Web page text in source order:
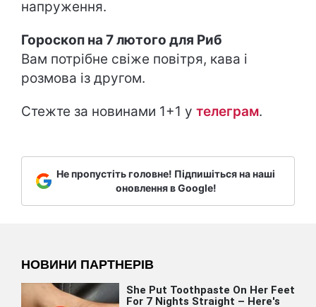
напруження.
Гороскоп на 7 лютого для Риб
Вам потрібне свіже повітря, кава і
розмова із другом.
Стежте за новинами 1+1 у телеграм.
Не пропустіть головне! Підпишіться на наші
оновлення в Google!